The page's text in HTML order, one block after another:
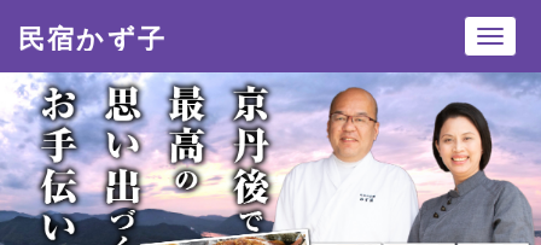
民宿かず子